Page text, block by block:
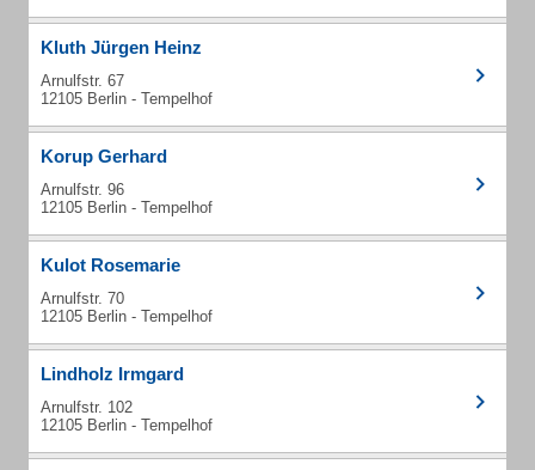
Kluth Jürgen Heinz
Arnulfstr. 67
12105 Berlin - Tempelhof
Korup Gerhard
Arnulfstr. 96
12105 Berlin - Tempelhof
Kulot Rosemarie
Arnulfstr. 70
12105 Berlin - Tempelhof
Lindholz Irmgard
Arnulfstr. 102
12105 Berlin - Tempelhof